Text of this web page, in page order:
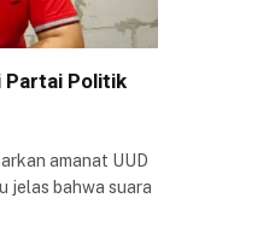
Partai Politik
amanat UUD
jelas bahwa suara